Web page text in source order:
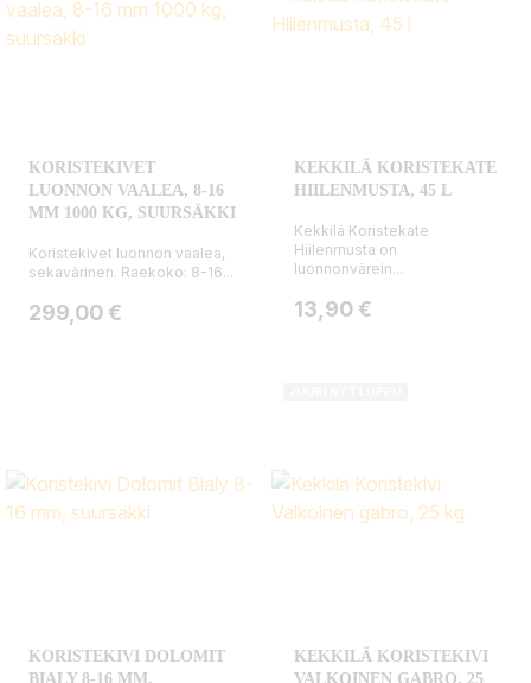
KORISTEKIVET
LUONNON VAALEA, 8-16
MM 1000 KG, SUURSÄKKI
Koristekivet luonnon vaalea,
sekavärinen. Raekoko: 8-16...
Hinta
299,00 €
KEKKILÄ KORISTEKATE
HIILENMUSTA, 45 L
Kekkilä Koristekate
Hiilenmusta on
luonnonvärein...
Hinta
13,90 €
KORISTEKIVI DOLOMIT
BIALY 8-16 MM,
KEKKILÄ KORISTEKIVI
VALKOINEN GABRO, 25